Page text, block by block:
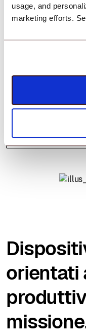
usage, and
marketing efforts.
Gestisci tablet in
stanza e servizi
dispositivi solo
orientati